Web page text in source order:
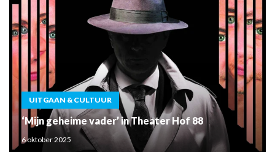
UITGAAN & CULTUUR
‘Mijn geheime vader’ in Theater Hof 88
6 oktober 2025